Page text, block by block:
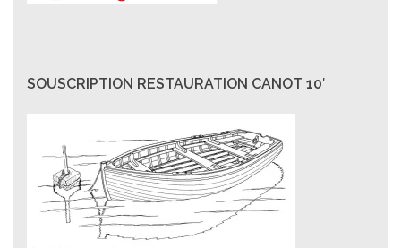
SOUSCRIPTION RESTAURATION CANOT 10′